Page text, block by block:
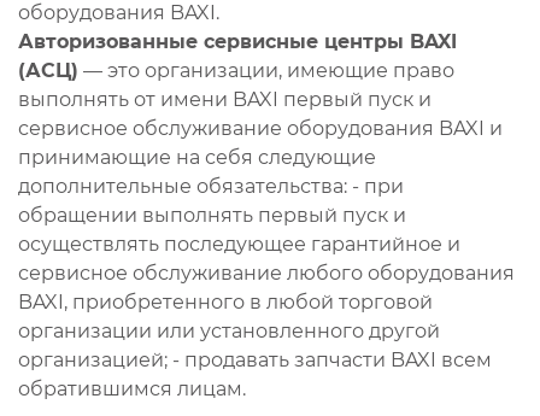
оборудования BAXI.
Авторизованные сервисные центры BAXI
(АСЦ) — это организации, имеющие право
выполнять от имени BAXI первый пуск и
сервисное обслуживание оборудования BAXI и
принимающие на себя следующие
дополнительные обязательства: - при
обращении выполнять первый пуск и
осуществлять последующее гарантийное и
сервисное обслуживание любого оборудования
BAXI, приобретенного в любой торговой
организации или установленного другой
организацией; - продавать запчасти BAXI всем
обратившимся лицам.